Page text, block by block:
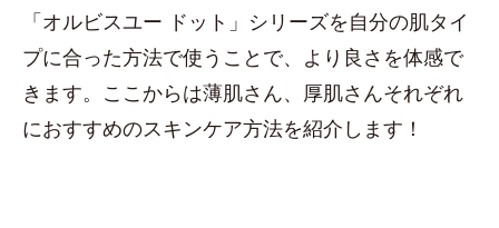
「オルビスユー ドット」シリーズを自分の肌タイ
プに合った方法で使うことで、より良さを体感で
きます。ここからは薄肌さん、厚肌さんそれぞれ
におすすめのスキンケア方法を紹介します！